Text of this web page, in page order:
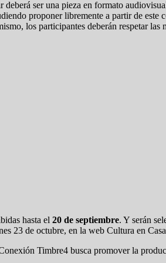
deberá ser una pieza en formato
proponer libremente a partir de este
los participantes deberán respetar
hasta el 20 de septiembre. Y serán
23 de octubre, en la web Cultura en
Timbre4 busca promover la